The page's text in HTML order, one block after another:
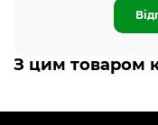
З цим товаром